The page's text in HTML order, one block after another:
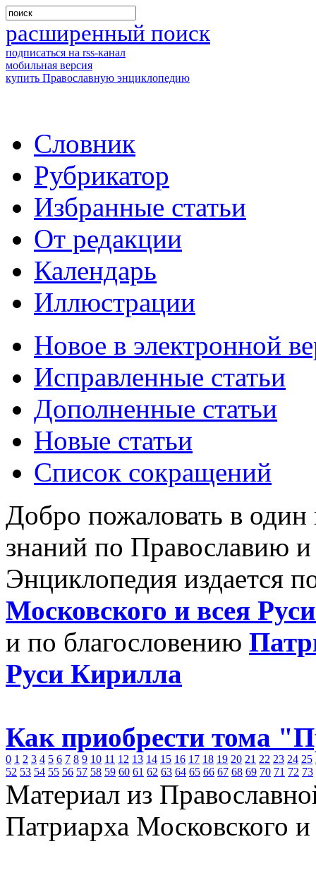
расширенный поиск
подписаться на rss-канал
мобильная версия
купить Православную энциклопедию
Словник
Рубрикатор
Избранные статьи
От редакции
Календарь
Иллюстрации
Новое в электронной
Исправленные статьи
Дополненные статьи
Новые статьи
Список сокращений
Добро пожаловать в
знаний по Православию
Энциклопедия издается
Московского и всея
и по благословению
Руси Кирилла
Как приобрести тома
0 1 2 3 4 5 6 7 8 9 10 11 12 13 14 15 16 17 18 19 20 21 22 23 24 25
52 53 54 55 56 57 58 59 60 61 62 63 64 65 66 67 68 69 70 71 72 73
Материал из
Патриарха Московского